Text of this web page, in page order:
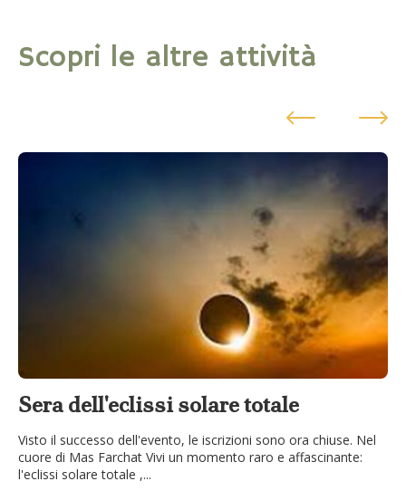
Scopri le altre attività
Sera dell'eclissi solare totale
Visto il successo dell'evento, le iscrizioni sono ora chiuse. Nel
cuore di Mas Farchat Vivi un momento raro e affascinante:
l'eclissi solare totale ,...